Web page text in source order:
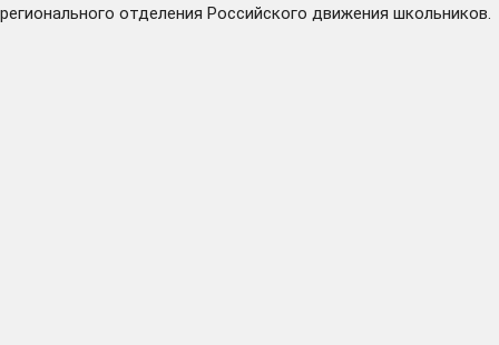
регионального отделения Российского движения школьников.